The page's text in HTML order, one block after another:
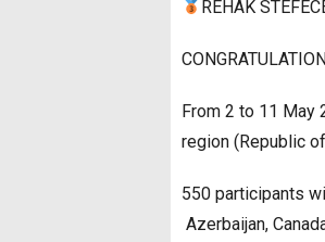
REHAK
From 2 to 11 May
region (Republic
550 participants
Azerbaijan,